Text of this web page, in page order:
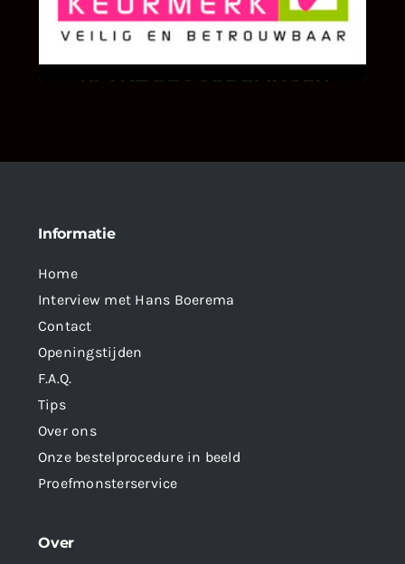
We zijn er zeer op gesteld om te weten wat u
als klant van ons en onze diensten vindt.
Informatie
Home
Interview met Hans Boerema
Contact
Openingstijden
F.A.Q.
Tips
Over ons
Onze bestelprocedure in beeld
Proefmonsterservice
Over